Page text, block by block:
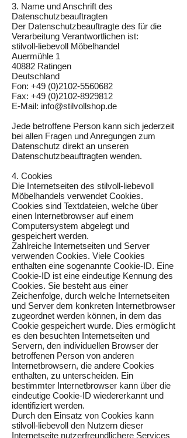
3. Name und Anschrift des
Datenschutzbeauftragten
Der Datenschutzbeauftragte des für die
Verarbeitung Verantwortlichen ist:
stilvoll-liebevoll Möbelhandel
Auermühle 1
40882 Ratingen
Deutschland
Fon: +49 (0)2102-5560682
Fax: +49 (0)2102-8929812
E-Mail: info@stilvollshop.de
Jede betroffene Person kann sich jederzeit
bei allen Fragen und Anregungen zum
Datenschutz direkt an unseren
Datenschutzbeauftragten wenden.
4. Cookies
Die Internetseiten des stilvoll-liebevoll
Möbelhandels verwendet Cookies.
Cookies sind Textdateien, welche über
einen Internetbrowser auf einem
Computersystem abgelegt und
gespeichert werden.
Zahlreiche Internetseiten und Server
verwenden Cookies. Viele Cookies
enthalten eine sogenannte Cookie-ID. Eine
Cookie-ID ist eine eindeutige Kennung des
Cookies. Sie besteht aus einer
Zeichenfolge, durch welche Internetseiten
und Server dem konkreten Internetbrowser
zugeordnet werden können, in dem das
Cookie gespeichert wurde. Dies ermöglicht
es den besuchten Internetseiten und
Servern, den individuellen Browser der
betroffenen Person von anderen
Internetbrowsern, die andere Cookies
enthalten, zu unterscheiden. Ein
bestimmter Internetbrowser kann über die
eindeutige Cookie-ID wiedererkannt und
identifiziert werden.
Durch den Einsatz von Cookies kann
stilvoll-liebevoll den Nutzern dieser
Internetseite nutzerfreundlichere Services